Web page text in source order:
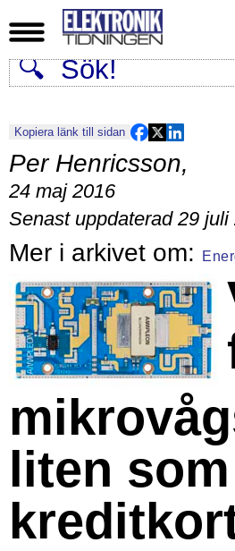
Kopiera länk till sidan
Per Henricsson,
24 maj 2016
Senast uppdaterad 29 juli
liten